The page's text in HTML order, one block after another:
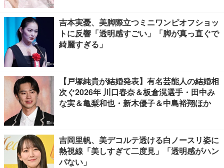
吉本実憂、美脚際立つミニワンピオフショッ
トに反響「透明感すごい」「脚が真っ直ぐで
綺麗すぎる」
【戸塚純貴が結婚発表】有名芸能人の結婚相
次ぐ2026年 川口春奈＆板倉滉選手・田中み
な実＆亀梨和也・新木優子＆中島裕翔ほか
吉岡里帆、美デコルテ透ける白ノースリ姿に
熱視線「美しすぎて二度見」「透明感がハン
パない」